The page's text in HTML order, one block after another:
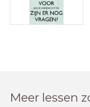
Meer lessen